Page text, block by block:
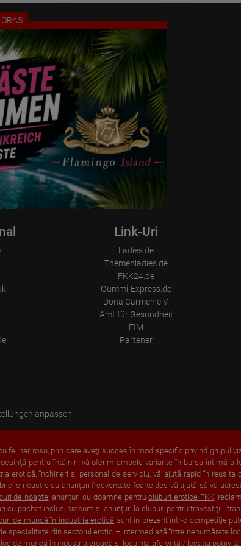
or referring website)
other pages of the portal or
Link-Uri
Ladies.de
Themenladies.de
FKK24.de
Gummi-Express.de
Dona Carmen e.V.
Amt für Gesundheit
FIM
Partener
anpassen
felinar roşu, prin care aveţi succes în mod specific privind grupul
pentru întâlniri, vă oferim ambele variante în bursa intimă a
erotică, închirieri şi personal de serviciu, vă ajută rapid în reuşita
noastre cu anunţuri frecventate foarte des vă ajută să vă
de noapte, anunţuri cu doamne pentrucluburi erotice FKK,
cu pachet inclus, precum şi anunţuri la cluburi pentru travestiţi -
de muncă în industria erotică sunt în prezent într-o competiţie
specialitate din sectorul erotic – intermediază între nenumărate
loc de muncă în industria erotică şi locuinţa aferentă / locaţia